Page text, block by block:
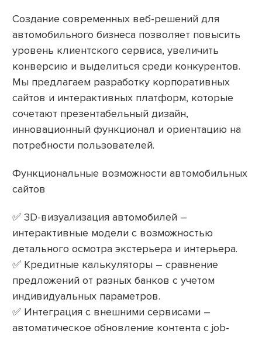
Создание современных веб-решений для
автомобильного бизнеса позволяет повысить
уровень клиентского сервиса, увеличить
конверсию и выделиться среди конкурентов.
Мы предлагаем разработку корпоративных
сайтов и интерактивных платформ, которые
сочетают презентабельный дизайн,
инновационный функционал и ориентацию на
потребности пользователей.
Функциональные возможности автомобильных
сайтов
✅ 3D-визуализация автомобилей –
интерактивные модели с возможностью
детального осмотра экстерьера и интерьера.
✅ Кредитные калькуляторы – сравнение
предложений от разных банков с учетом
индивидуальных параметров.
✅ Интеграция с внешними сервисами –
автоматическое обновление контента с job-